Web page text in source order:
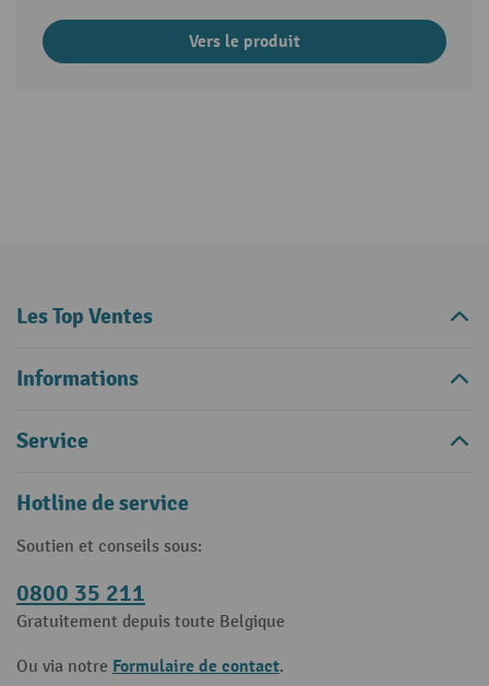
Vers le produit
Les Top Ventes
Informations
Service
Hotline de service
Soutien et conseils sous:
0800 35 211
Gratuitement depuis toute Belgique
Ou via notre Formulaire de contact.